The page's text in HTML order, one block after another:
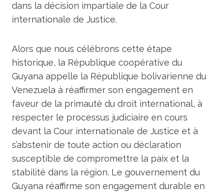
dans la décision impartiale de la Cour
internationale de Justice.
Alors que nous célébrons cette étape
historique, la République coopérative du
Guyana appelle la République bolivarienne du
Venezuela à réaffirmer son engagement en
faveur de la primauté du droit international, à
respecter le processus judiciaire en cours
devant la Cour internationale de Justice et à
s’abstenir de toute action ou déclaration
susceptible de compromettre la paix et la
stabilité dans la région. Le gouvernement du
Guyana réaffirme son engagement durable en